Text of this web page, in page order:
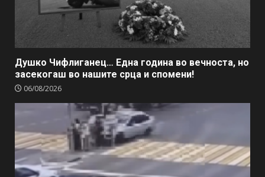
Душко Чифлиганец… Eдна година во вечноста, но
засекогаш во нашите срца и спомени!
06/08/2026